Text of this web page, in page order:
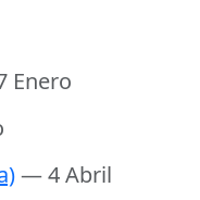
Enero
— 4 Abril